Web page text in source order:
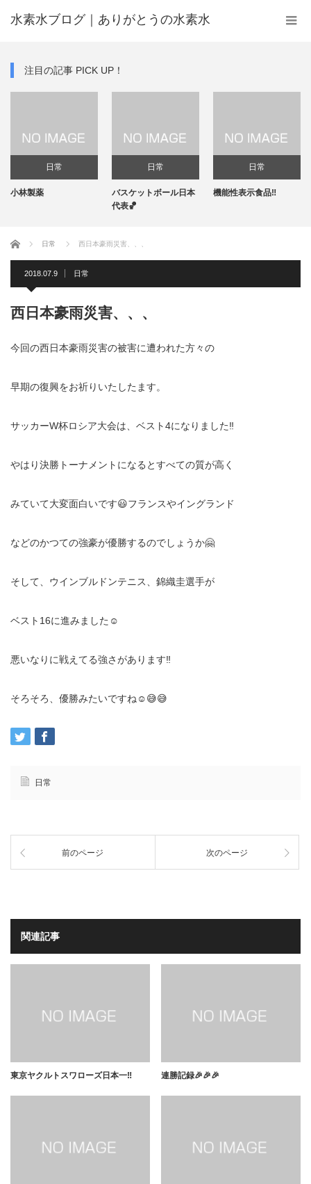
水素水ブログ｜ありがとうの水素水
注目の記事 PICK UP！
日常
小林製薬
日常
バスケットボール日本
代表🏀
日常
機能性表示食品‼️
ホーム 日常 西日本豪雨災害、、、
2018.07.9 日常
西日本豪雨災害、、、
今回の西日本豪雨災害の被害に遭われた方々の
早期の復興をお祈りいたしたます。
サッカーW杯ロシア大会は、ベスト4になりました‼️
やはり決勝トーナメントになるとすべての質が高く
みていて大変面白いです😃フランスやイングランド
などのかつての強豪が優勝するのでしょうか🤗
そして、ウインブルドンテニス、錦織圭選手が
ベスト16に進みました☺️
悪いなりに戦えてる強さがあります‼️
そろそろ、優勝みたいですね☺️😅😅
日常
前のページ 次のページ
関連記事
東京ヤクルトスワローズ日本一‼️ 連勝記録🎉🎉🎉